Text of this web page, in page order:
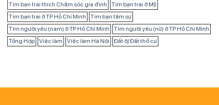
Tìm bạn trai thích Chăm sóc gia đình
Tìm bạn trai ở Mỹ
Tìm bạn trai ở TP Hồ Chí Minh
Tìm bạn tâm sự
Tìm người yêu (nam) ở TP Hồ Chí Minh
Tìm người yêu (nữ) ở TP Hồ Chí Minh
Tổng Hợp
Việc làm Việc làm Hà Nội Đất ở/ Đất thổ cư